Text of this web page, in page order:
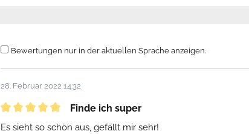
Bewertungen nur in der aktuellen Sprache anzeigen.
28. Februar 2022 14:32
Finde ich super
Es sieht so schön aus, gefällt mir sehr!